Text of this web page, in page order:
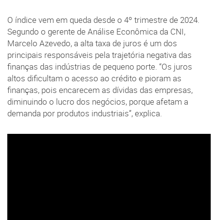
O índice vem em queda desde o 4º trimestre de 2024.
Segundo o gerente de Análise Econômica da CNI,
Marcelo Azevedo, a alta taxa de juros é um dos
principais responsáveis pela trajetória negativa das
finanças das indústrias de pequeno porte. “Os juros
altos dificultam o acesso ao crédito e pioram as
finanças, pois encarecem as dívidas das empresas,
diminuindo o lucro dos negócios, porque afetam a
demanda por produtos industriais”, explica.